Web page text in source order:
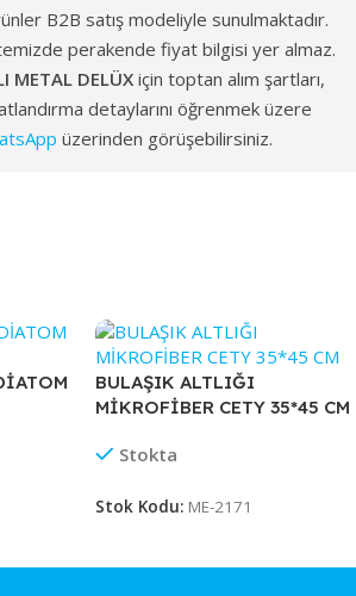
B2B satış modeliyle sunulmaktadır.
perakende fiyat bilgisi yer almaz.
METAL DELÜX için toptan alım şartları,
detaylarını öğrenmek üzere
üzerinden görüşebilirsiniz.
BULAŞIK ALTLIĞI
MİKROFİBER CETY 35*45 CM
Stokta
Stok Kodu: ME-2171